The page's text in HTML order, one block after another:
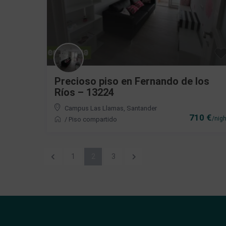
710 €/
Precioso piso en Fernando de los
Ríos – 13224
Campus Las Llamas, Santander
/ Piso compartido
1 3